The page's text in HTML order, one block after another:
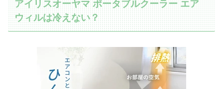
アイリスオーヤマ ポータブルクーラー エア
ウィルは冷えない？